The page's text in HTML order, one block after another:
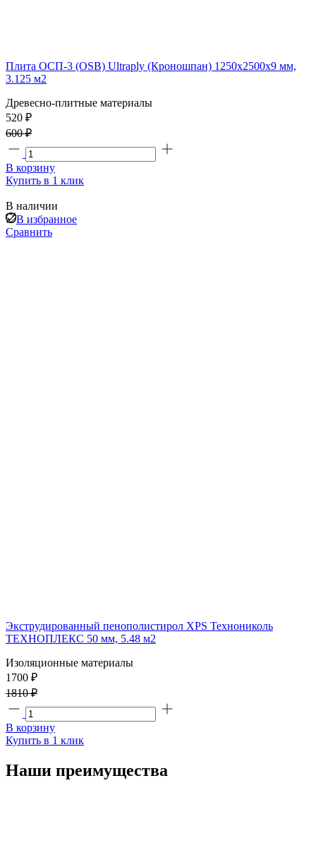
Плита ОСП-3 (OSB) Ultraply (Кроношпан) 1250x2500x9 мм,
3.125 м2
Древесно-плитные материалы
520 ₽
600 ₽
В корзину
Купить в 1 клик
В наличии
В избранное
Сравнить
Экструдированный пенополистирол XPS Технониколь
ТЕХНОПЛЕКС 50 мм, 5.48 м2
Изоляционные материалы
1700 ₽
1810 ₽
В корзину
Купить в 1 клик
Наши преимущества